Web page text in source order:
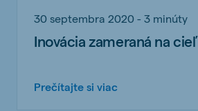
30 septembra 2020 - 3 minúty
Inovácia zameraná na cieľ
Prečítajte si viac